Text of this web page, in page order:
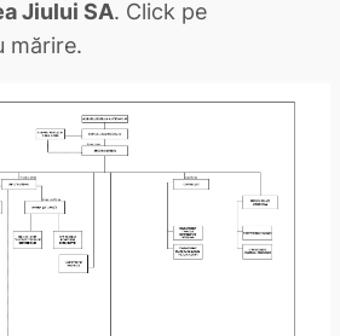
Jiului SA. Click pe
mărire.